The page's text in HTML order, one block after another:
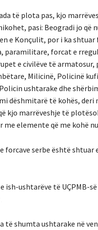
të plota pas, kjo
pasi: Beogradi jo që
e Konçulit, por i ka shtuar
paramilitare, forcat e
e civilëve të
Milicinë, Policinë
ushtarake dhe
dëshmitarë të kohës, deri
kjo marrëveshje të
me elemente që me kohë
forcave serbe është shtuar
ish-ushtarëve të UÇPMB-
të shumta ushtarake në